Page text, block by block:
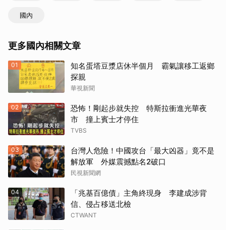
國內
更多國內相關文章
01
知名蛋塔豆漿店休半個月 霸氣讓移工返鄉
探親
華視新聞
02
恐怖！剛起步就失控 特斯拉衝進光華夜
市 撞上賓士才停住
TVBS
03
台灣人危險！中國攻台「最大凶器」竟不是
解放軍 外媒震撼點名2破口
民視新聞網
04
「兆基百億債」主角終現身 李建成涉背
信、侵占移送北檢
CTWANT